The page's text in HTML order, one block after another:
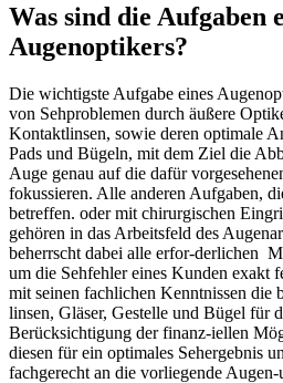
Was sind die Aufgaben
Augenoptikers?
Die wichtigste Aufgabe eines
von Sehproblemen durch äußere
Kontaktlinsen, sowie deren optimale
Pads und Bügeln, mit dem Ziel die
Auge genau auf die dafür
fokussieren. Alle anderen Aufgaben,
betreffen. oder mit chirurgischen
gehören in das Arbeitsfeld des
beherrscht dabei alle erfor-derlichen
um die Sehfehler eines Kunden exakt
mit seinen fachlichen Kenntnissen die
linsen, Gläser, Gestelle und Bügel für
Berücksichtigung der finanz-iellen
diesen für ein optimales Sehergebnis
fachgerecht an die vorliegende